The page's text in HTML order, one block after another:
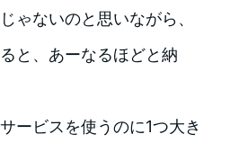
ゃないのと思いながら、
と、あーなるほどと納
ービスを使うのに1つ大き